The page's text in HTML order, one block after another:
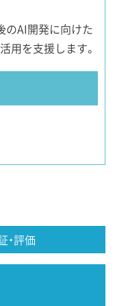
のAI開発に向けた
用を支援します。
・評価